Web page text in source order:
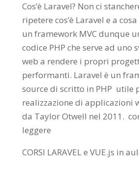
Cos’è Laravel? Non ci
ripetere cos’è Laravel e a
un framework MVC dunque
codice PHP che serve ad uno
web a rendere i propri
performanti. Laravel è un
source di scritto in PHP utile
realizzazione di applicazioni
da Taylor Otwell nel 2011.
leggere
CORSI LARAVEL e VUE.js in